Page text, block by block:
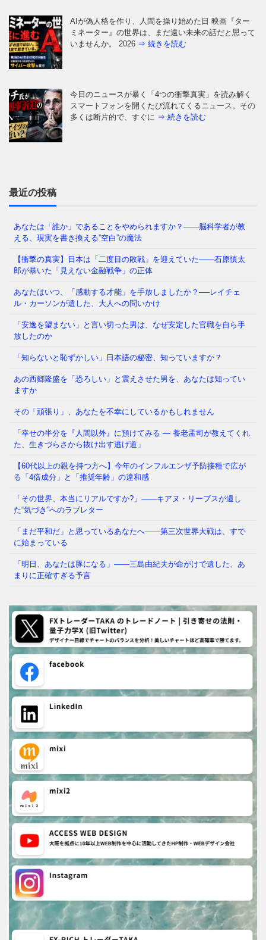
AIが偽人格を作り、人間を操り始めた日 映画『ター
ミネーター』の世界は、まだ遠い未来の話だと思って
いませんか。 2026 ⇒ 続きを読む
今日のニュースが暴く「4つの衝撃真実」を読み解く
スマートフォンを開くたび流れてくるニュース。その
多くは断片的で、すぐに ⇒ 続きを読む
あなたの職場、実は「腐りかけ」かもしれません 冷
てしまう——そんな経験、⇒ 続きを読む
は、いったい何だと思いますか？ 生まれ持った性格
「当たり前」でした。鍵を⇒ 続きを読む
最近の投稿
あなたは「誰か」であることをやめられますか？——脳科学者が教
える、現実を書き換える”空白”の魔法
【衝撃の真実】日本は「二度目の敗戦」を迎えていた――石原慎太
郎が暴いた「見えない金融戦争」の正体
あなたはいつ、「感動する才能」を手放しましたか？──レイチェ
ル・カーソンが遺した、大人への問いかけ
「安逸を望まない」と言い切った男は、なぜ安定した官職を自ら手
放したのか
「知らないと恥ずかしい」日本語の秘密、知っていますか？
あの西郷隆盛を「恐ろしい」と震えさせた男を、あなたは知ってい
ますか
その「頑張り」、あなたを不幸にしているかもしれません
「幸せの半分を『人間以外』に預けてみる ― 養老孟司が教えてくれ
た、生きづらさから抜け出す逃げ道」
【60代以上の親を持つ方へ】今年のインフルエンザ予防接種で広が
る「4倍成分」と「推奨年齢」の違和感
「その世界、本当にリアルですか?」——キアヌ・リーブスが遺し
た“気づき”へのラブレター
「まだ平和だ」と思っているあなたへ——第三次世界大戦は、すで
に始まっている
「明日、あなたは豚になる」——三島由紀夫が命がけで遺した、あ
まりに正確すぎる予言